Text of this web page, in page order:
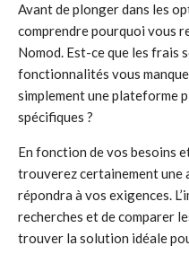
Avant de plonger dans les
comprendre pourquoi vous
Nomod. Est-ce que les frais
fonctionnalités vous
simplement une plateforme
spécifiques ?
En fonction de vos besoins
trouverez certainement une
répondra à vos exigences.
recherches et de comparer
trouver la solution idéale